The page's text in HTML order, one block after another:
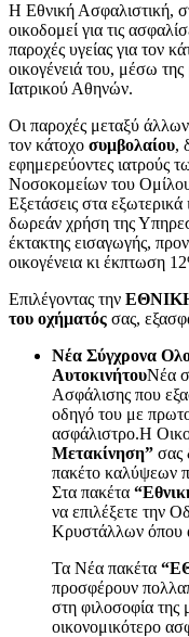
Η Εθνική Ασφαλιστική,
οικοδομεί για τις
παροχές υγείας για τον
οικογένειά του, μέσω
Ιατρικού Αθηνών.
Οι παροχές μεταξύ
τον κάτοχο συμβολαίου,
εφημερεύοντες ιατρούς
Νοσοκομείων του
Εξετάσεις στα
δωρεάν χρήση της
έκτακτης εισαγωγής,
οικογένεια κι έκπτωση
Επιλέγοντας την
του οχήματός σας,
Νέα Σύγχρονα
ΑυτοκινήτουΝέα
Ασφάλισης που
οδηγό του με
ασφάλιστρο.Η
Μετακίνηση” σας
πακέτο καλύψεων
Στα πακέτα
να επιλέξετε την
Κρυστάλλων όπου
Τα Νέα πακέτα
προσφέρουν
στη φιλοσοφία της
οικονομικότερο